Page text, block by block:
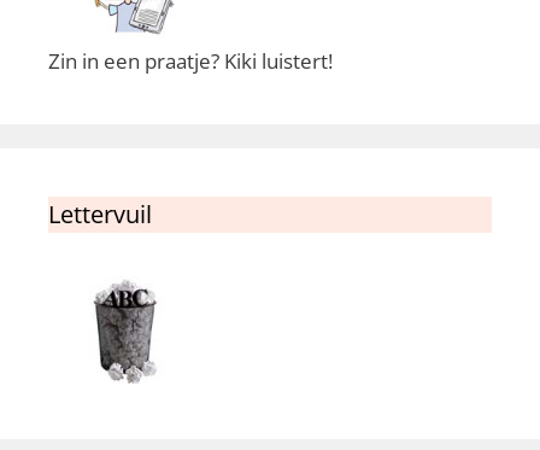
Zin in een praatje? Kiki luistert!
Lettervuil